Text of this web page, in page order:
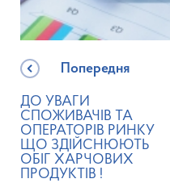
Попередня
ДО УВАГИ
СПОЖИВАЧІВ ТА
ОПЕРАТОРІВ РИНКУ
ЩО ЗДІЙСНЮЮТЬ
ОБІГ ХАРЧОВИХ
ПРОДУКТІВ !